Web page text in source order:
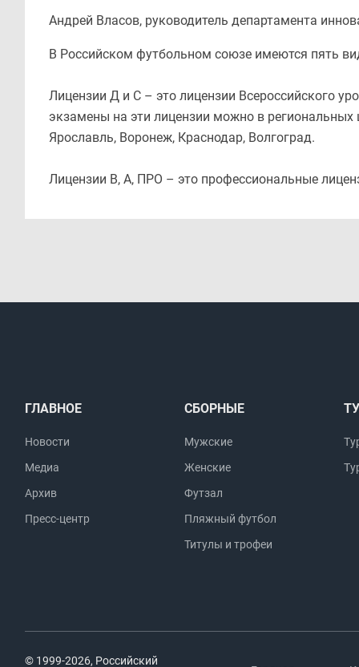
Андрей Власов, руководитель департамента
В Российском футбольном союзе имеются пять
Лицензии Д и С – это лицензии Всероссийского
экзамены на эти лицензии можно в региональных
Ярославль, Воронеж, Краснодар, Волгоград.
Лицензии В, А, ПРО – это профессиональные
ГЛАВНОЕ
Новости
Медиа
Архив
Пресс-центр
СБОРНЫЕ
Мужские
Женские
Футзал
Пляжный футбол
Титулы и трофеи
© 1999-2026, Российский